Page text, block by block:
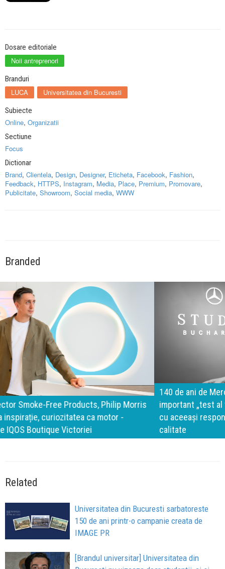
Dosare editoriale
Noii antreprenori
Branduri
LUCA Universitatea din Bucuresti
Subiecte
Online, Organizatii
Sectiune
Focus
Dictionar
Brand, Clientela, Design, Designer, Eticheta, Facebook, Fashion,
Feedback, HTTPS, Instagram, Media, Place, Premium, Promovare,
Publicitate, Showroom, Social media, WWW
Branded
140 de ani de Mercedes-Benz. Ramona Pîrlog: Cel mai
important „test al timpului” este să inovăm constant, dar
cu aceeași responsabilitate față de oameni, siguranță și
calitate
Related
Universitatea din Bucuresti sarbatoreste
150 de ani printr-o campanie creata de
IMAGE PR
[Brandul universitar] Universitatea din